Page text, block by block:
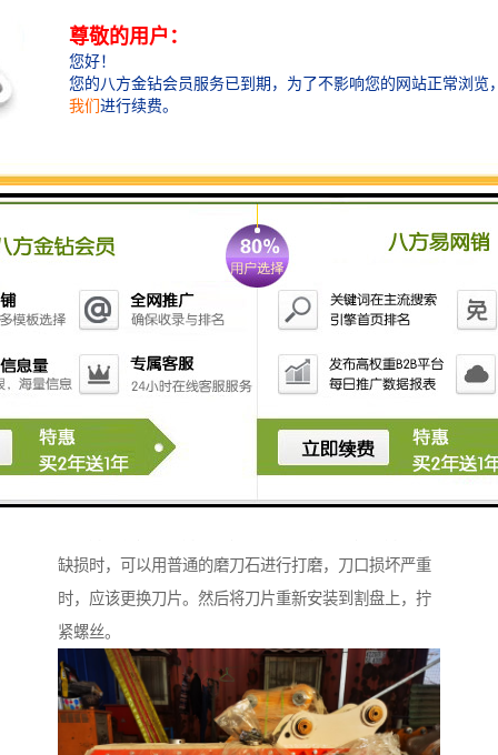
性，以防止操作人员在作业中受伤害；三是对周围人群
的安全性，以防止机械在作业时伤害他人。这三个方面
都很重要，特别是对人的伤害问题比对机械及其它的伤
检查并保养割刀，割刀也是易损件，每天作业完都要检
缺损时，可以用普通的磨刀石进行打磨，刀口损坏严重
时，应该更换刀片。然后将刀片重新安装到割盘上，拧
紧螺丝。